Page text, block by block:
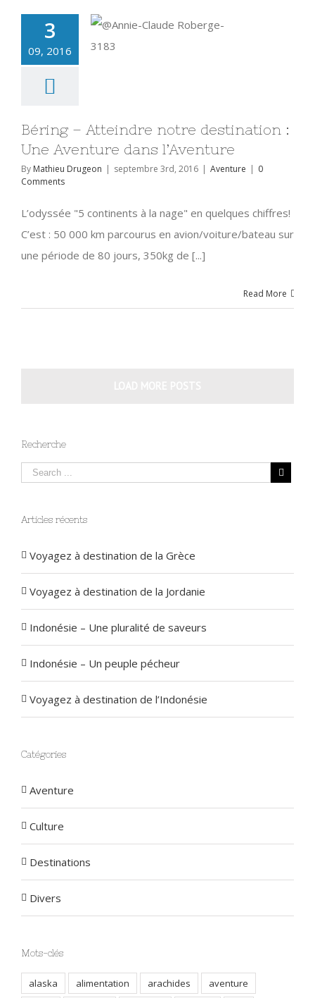
3
09, 2016
Béring – Atteindre notre destination :
Une Aventure dans l’Aventure
By Mathieu Drugeon | septembre 3rd, 2016 | Aventure | 0
Comments
L’odyssée "5 continents à la nage" en quelques chiffres!
C’est : 50 000 km parcourus en avion/voiture/bateau sur
une période de 80 jours, 350kg de [...]
Read More
Recherche
Articles récents
Voyagez à destination de la Grèce
Voyagez à destination de la Jordanie
Indonésie – Une pluralité de saveurs
Indonésie – Un peuple pécheur
Voyagez à destination de l’Indonésie
Catégories
Aventure
Culture
Destinations
Divers
Mots-clés
alaska alimentation arachides
aventure